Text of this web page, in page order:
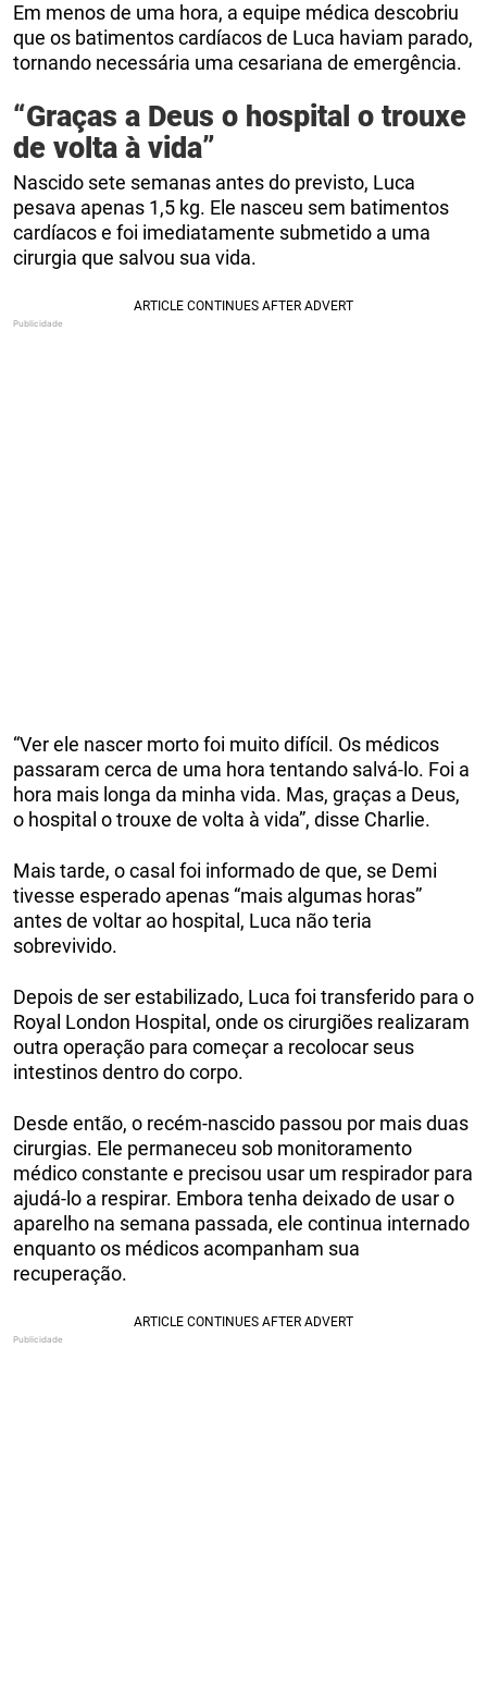
Em menos de uma hora, a equipe médica descobriu
que os batimentos cardíacos de Luca haviam parado,
tornando necessária uma cesariana de emergência.
“Graças a Deus o hospital o trouxe
de volta à vida”
Nascido sete semanas antes do previsto, Luca
pesava apenas 1,5 kg. Ele nasceu sem batimentos
cardíacos e foi imediatamente submetido a uma
cirurgia que salvou sua vida.
“Ver ele nascer morto foi muito difícil. Os médicos
passaram cerca de uma hora tentando salvá-lo. Foi a
hora mais longa da minha vida. Mas, graças a Deus,
o hospital o trouxe de volta à vida”, disse Charlie.
Mais tarde, o casal foi informado de que, se Demi
tivesse esperado apenas “mais algumas horas”
antes de voltar ao hospital, Luca não teria
sobrevivido.
Depois de ser estabilizado, Luca foi transferido para o
Royal London Hospital, onde os cirurgiões realizaram
outra operação para começar a recolocar seus
intestinos dentro do corpo.
Desde então, o recém-nascido passou por mais duas
cirurgias. Ele permaneceu sob monitoramento
médico constante e precisou usar um respirador para
ajudá-lo a respirar. Embora tenha deixado de usar o
aparelho na semana passada, ele continua internado
enquanto os médicos acompanham sua
recuperação.